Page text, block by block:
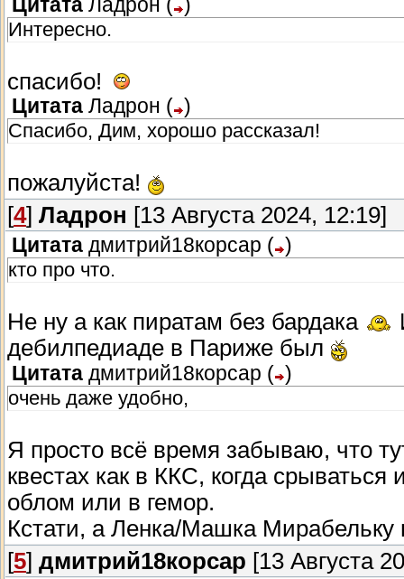
Цитата Ладрон ( )
Интересно.
спасибо!
Цитата Ладрон ( )
Спасибо, Дим, хорошо рассказал!
пожалуйста!
[4] Ладрон [13 Августа 2024, 12:19]
Цитата дмитрий18корсар ( )
кто про что.
Не ну а как пиратам без бардака
дебилпедиаде в Париже был
Цитата дмитрий18корсар ( )
очень даже удобно,
Я просто всё время забываю, что
квестах как в ККС, когда
облом или в гемор.
Кстати, а Ленка/Машка Мирабельку
[5] дмитрий18корсар [13 Августа